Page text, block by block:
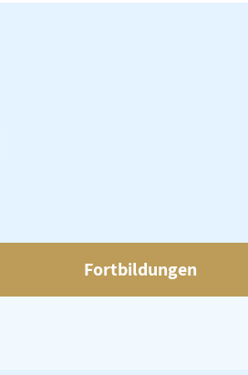
Fortbildungen